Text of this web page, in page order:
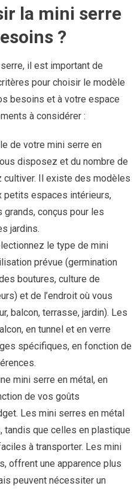
la mini serre
?
il est important de
pour choisir le modèle
besoins et à votre espace
à considérer :
de votre mini serre en
disposez et du nombre de
cultiver. Il existe des modèles
petits espaces intérieurs,
conçus pour les
jardins.
le type de mini
prévue (germination
boutures, culture de
et de l’endroit où vous
balcon, terrasse, jardin). Les
en tunnel et en verre
spécifiques, en fonction de
mini serre en métal, en
de vos goûts
Les mini serres en métal
que celles en plastique
à transporter. Les mini
offrent une apparence plus
peuvent nécessiter un